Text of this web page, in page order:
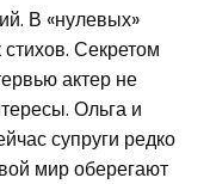
В «нулевых»
Секретом
актер не
Ольга и
супруги редко
мир оберегают